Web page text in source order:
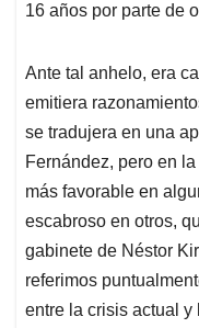
16 años por parte de
Ante tal anhelo, era
emitiera
se tradujera en una
Fernández, pero en
más favorable en
escabroso en otros,
gabinete de Néstor
referimos
entre la crisis actual